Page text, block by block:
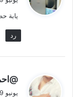
ل
يابة
رد
ي
يونيو 19, 2026 الساعة 10:44 ص